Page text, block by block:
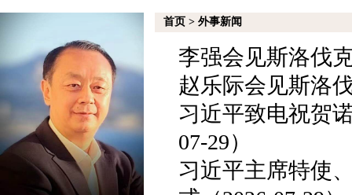
首页 > 外事新闻
李强会见斯洛伐
赵乐际会见斯洛
习近平致电祝贺
07-29）
习近平主席特使